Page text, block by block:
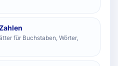
für Buchstaben, Wörter,